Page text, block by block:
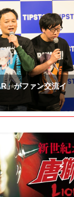
」がファン交流イ